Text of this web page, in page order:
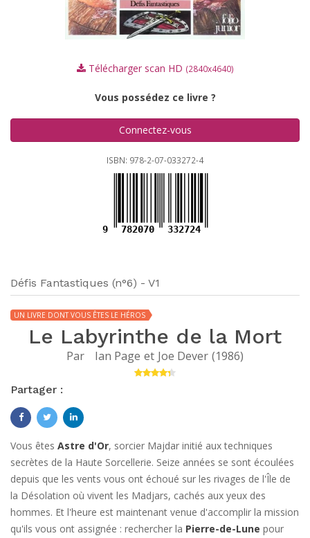
Télécharger scan HD (2840x4640)
Vous possédez ce livre ?
Connectez-vous
ISBN: 978-2-07-033272-4
9 782070 332724
Défis Fantastiques (n°6) - V1
UN LIVRE DONT VOUS ÊTES LE HÉROS
Le Labyrinthe de la Mort
Par Ian Page et Joe Dever (1986)
Partager :
Vous êtes Astre d'Or, sorcier Majdar initié aux techniques
secrètes de la Haute Sorcellerie. Seize années se sont écoulées
depuis que les vents vous ont échoué sur les rivages de l'Île de
la Désolation où vivent les Madjars, cachés aux yeux des
hommes. Et l'heure est maintenant venue d'accomplir la mission
qu'ils vous ont assignée : rechercher la Pierre-de-Lune pour